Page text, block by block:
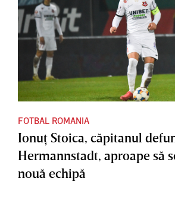
FOTBAL ROMANIA
Ionuţ Stoica, căpitanul
Hermannstadt, aproape să
nouă echipă